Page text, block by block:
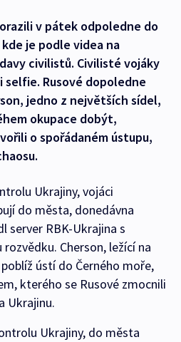
v pátek odpoledne do
je podle videa na
civilistů. Civilisté vojáky
selfie. Rusové dopoledne
jedno z největších sídel,
okupace dobýt,
o spořádaném ústupu,
Ukrajiny, vojáci
do města, donedávna
server RBK-Ukrajina s
Cherson, ležící na
ústí do Černého moře,
kterého se Rusové zmocnili
Ukrajinu.
Ukrajiny, do města